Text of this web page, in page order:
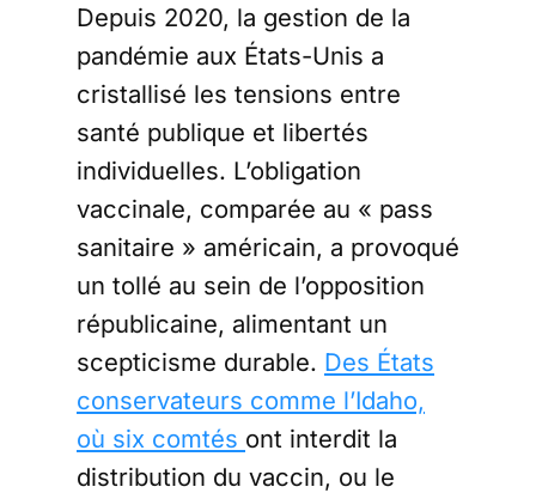
Depuis 2020, la gestion de la
pandémie aux États-Unis a
cristallisé les tensions entre
santé publique et libertés
individuelles. L’obligation
vaccinale, comparée au « pass
sanitaire » américain, a provoqué
un tollé au sein de l’opposition
républicaine, alimentant un
scepticisme durable. Des États
conservateurs comme l’Idaho,
où six comtés ont interdit la
distribution du vaccin, ou le